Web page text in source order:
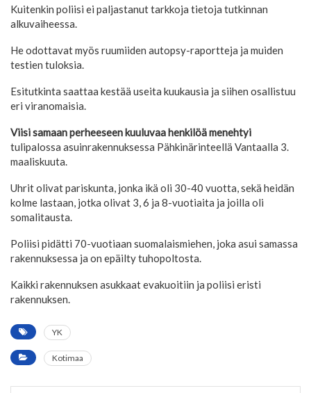
Kuitenkin poliisi ei paljastanut tarkkoja tietoja tutkinnan
alkuvaiheessa.
He odottavat myös ruumiiden autopsy-raportteja ja muiden
testien tuloksia.
Esitutkinta saattaa kestää useita kuukausia ja siihen osallistuu
eri viranomaisia.
Viisi samaan perheeseen kuuluvaa henkilöä menehtyi
tulipalossa asuinrakennuksessa Pähkinärinteellä Vantaalla 3.
maaliskuuta.
Uhrit olivat pariskunta, jonka ikä oli 30-40 vuotta, sekä heidän
kolme lastaan, jotka olivat 3, 6 ja 8-vuotiaita ja joilla oli
somalitausta.
Poliisi pidätti 70-vuotiaan suomalaismiehen, joka asui samassa
rakennuksessa ja on epäilty tuhopoltosta.
Kaikki rakennuksen asukkaat evakuoitiin ja poliisi eristi
rakennuksen.
YK
Kotimaa